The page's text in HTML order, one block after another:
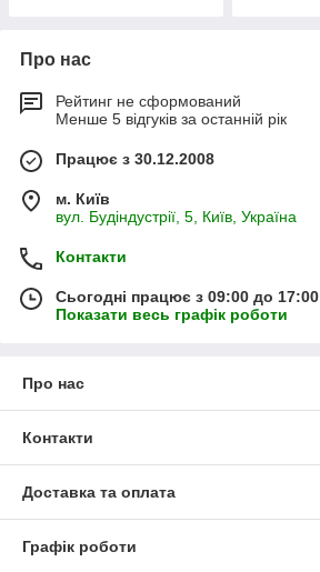
Про нас
Рейтинг не сформований
Менше 5 відгуків за останній рік
Працює з 30.12.2008
м. Київ
вул. Будіндустрії, 5, Київ, Україна
Контакти
Сьогодні працює з 09:00 до 17:00
Показати весь графік роботи
Про нас
Контакти
Доставка та оплата
Графік роботи